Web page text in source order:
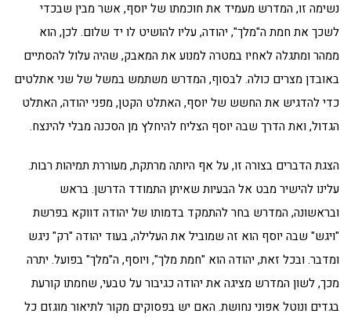
נשימה זו, המדרש מעמיד את חוכמתו של יוסף, אשר מבין שבכדי
לשכך את חמת ה"מלך", יהודה, עליו להושיט לו יד שלום. לכן, הוא
ממהר ומתגלה לאחיו במטרה למנוע את המאבק, שהיה עלול להסתיים
באובדן מצרים כולה. לבסוף, המדרש משתמש במשל של שני אתלטים
כדי להדגיש את החשש של יוסף, האתלט הקטן, מפני יהודה, האתלט
הגדול, ואת הדרך שבה יוסף הצליח להיחלץ מן הסכנה מבלי להינצח.
הצגת הדברים בצורה זו, על אף היותה מרתקת, מעוררת תמיהות רבות.
עלינו להישיר מבט אל הבעיות שאיתן התמודד הדרשן. בראש
ובראשונה, המדרש בחר להתמקד בדמותו של יהודה דווקא בפרשת
"ויגש" שבה יוסף הוא זה שמוביל את העלילה, בעוד יהודה "רק" ניגש
ומדבר. ובכל זאת, יהודה הוא "חמת מלך", ויוסף, ה"מלך" בפועל. יתרה
מכך, לשון המדרש מציגה את יהודה כגיבור על טבעי, שחמתו קורעת
בגדים ונוטל אפוני נחושת. האם יש בפסוקים מקור לתיאור מוגזם כל